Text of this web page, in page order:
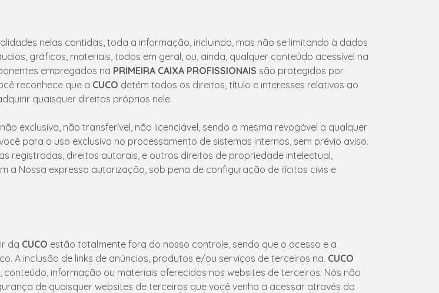
nelas contidas, toda a informação, incluindo, mas não se limitando à dados
gráficos, materiais, todos em geral, ou, ainda, qualquer conteúdo acessível na
empregados na PRIMEIRA CAIXA PROFISSIONAIS são protegidos por
reconhece que a CUCO detém todos os direitos, título e interesses relativos ao
quaisquer direitos próprios nele.
exclusiva, não transferível, não licenciável, sendo a mesma revogável a qualquer
para o uso exclusivo no processamento de sistemas internos, sem prévio aviso.
registradas, direitos autorais, e outros direitos de propriedade intelectual,
a Nossa expressa autorização, sob pena de configuração de ilícitos civis e
da CUCO estão totalmente fora do nosso controle, sendo que o acesso e a
A inclusão de links de anúncios, produtos e/ou serviços de terceiros na. CUCO
informação ou materiais oferecidos nos websites de terceiros. Nós não
de quaisquer websites de terceiros que você venha a acessar através da